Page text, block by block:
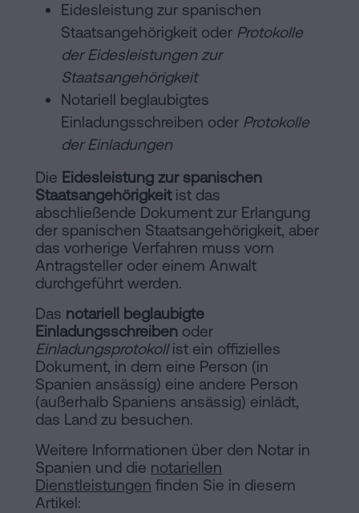
Eidesleistung zur spanischen
Staatsangehörigkeit oder Protokolle
der Eidesleistungen zur
Staatsangehörigkeit
Notariell beglaubigtes
Einladungsschreiben oder Protokolle
der Einladungen
Die Eidesleistung zur spanischen
Staatsangehörigkeitist das
abschließende Dokument zur Erlangung
der spanischen Staatsangehörigkeit, aber
das vorherige Verfahren muss vom
Antragsteller oder einem Anwalt
durchgeführt werden.
Das notariell beglaubigte
Einladungsschreiben oder
Einladungsprotokollist ein offizielles
Dokument, in dem eine Person (in
Spanien ansässig) eine andere Person
(außerhalb Spaniens ansässig) einlädt,
das Land zu besuchen.
Weitere Informationen über den Notar in
Spanien und die notariellen
Dienstleistungen finden Sie in diesem
Artikel: